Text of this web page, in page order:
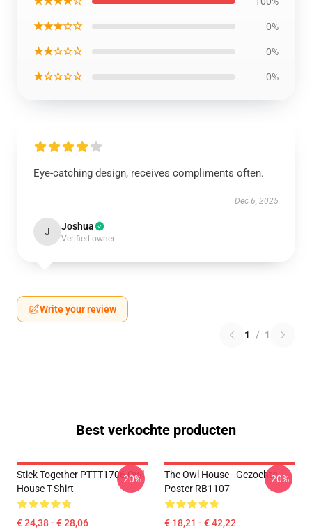
★★★☆☆ 0%
★★☆☆☆ 0%
★☆☆☆☆ 0%
Eye-catching design, receives compliments often.
Dec 6, 2025
J Joshua
Verified owner
Write your review
1 / 1
Best verkochte producten
Stick Together PTTT1706 Owl
House T-Shirt
€ 24,38 - € 28,06
-20%
The Owl House - Gezochte
Poster RB1107
€ 18,21 - € 42,22
-20%